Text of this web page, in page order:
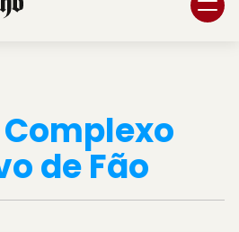
Complexo
de Fão